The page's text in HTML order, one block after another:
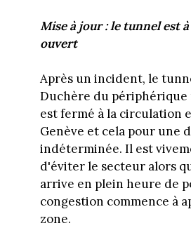
Mise à jour : le tunnel est
ouvert
Après un incident, le
Duchère du périphérique
est fermé à la circulation
Genève et cela pour une
indéterminée. Il est
d'éviter le secteur alors
arrive en plein heure de
congestion commence à
zone.